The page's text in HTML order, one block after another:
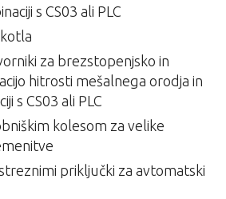
s CS03 ali PLC
za brezstopenjsko in
hitrosti mešalnega orodja in
s CS03 ali PLC
kolesom za velike
priključki za avtomatski